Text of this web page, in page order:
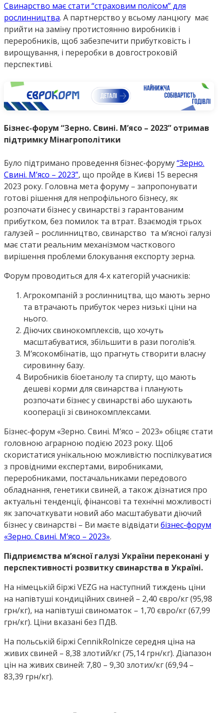
Свинарство має стати “страховим полісом” для
рослинництва. А партнерство у всьому ланцюгу має
прийти на заміну протистоянню виробників і
переробників, щоб забезпечити прибутковість і
вирощування, і переробки в довгостроковій
перспективі.
Бізнес-форум “Зерно. Свині. М’ясо – 2023” отримав
підтримку Мінагрополітики
Було підтримано проведення бізнес-форуму“Зерно.
Свині. М’ясо – 2023”, що пройде в Києві 15 вересня
2023 року. Головна мета форуму – запропонувати
готові рішення для непрофільного бізнесу, як
розпочати бізнес у свинарстві з гарантованим
прибутком, без помилок та втрат. Взаємодія трьох
галузей – рослинництво, свинарство та мʼясної галузі
має стати реальним механізмом часткового
вирішення проблеми блокування експорту зерна.
Форум проводиться для 4-х категорій учасників:
Агрокомпаній з рослинництва, що мають зерно
та втрачають прибуток через низькі ціни на
нього.
Діючих свинокомплексів, що хочуть
масштабуватися, збільшити в рази поголівʼя.
Мʼясокомбінатів, що прагнуть створити власну
сировинну базу.
Виробників біоетанолу та спирту, що мають
дешеві корми для свинарства і планують
розпочати бізнес у свинарстві або шукають
кооперації зі свинокомплексами.
Бізнес-форум «Зерно. Свині. М’ясо – 2023» обіцяє стати
головною аграрною подією 2023 року. Щоб
скористатися унікальною можливістю поспілкуватися
з провідними експертами, виробниками,
переробниками, постачальниками передового
обладнання, генетики свиней, а також дізнатися про
актуальні тенденції, фінансові та технічні можливості
як започаткувати новий або масштабувати діючий
бізнес у свинарстві – Ви маєте відвідати бізнес-форум
«Зерно. Свині. М’ясо – 2023».
Підприємства мʼясної галузі України переконані у
перспективності розвитку свинарства в Україні.
На німецькій біржі VEZG на наступний тиждень ціни
на напівтуші кондиційних свиней – 2,40 євро/кг (95,98
грн/кг), на напівтуші свиноматок – 1,70 євро/кг (67,99
грн/кг). Ціни вказані без ПДВ.
На польській біржі CennikRolnicze середня ціна на
живих свиней – 8,38 злотий/кг (75,14 грн/кг). Діапазон
цін на живих свиней: 7,80 – 9,30 злотих/кг (69,94 –
83,39 грн/кг).